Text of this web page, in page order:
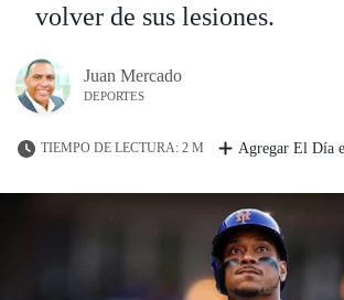
volver de sus lesiones.
Juan Mercado
DEPORTES
TIEMPO DE LECTURA: 2 M Agregar El Día